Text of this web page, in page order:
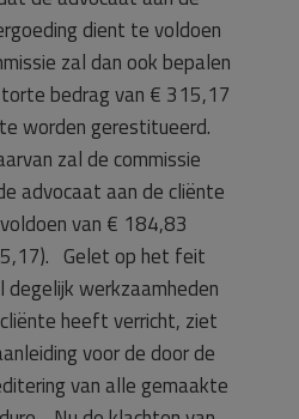
dient te voldoen
zal dan ook bepalen
bedrag van € 315,17
worden gerestitueerd.
zal de commissie
advocaat aan de cliënte
van € 184,83
Gelet op het feit
werkzaamheden
heeft verricht, ziet
voor de door de
van alle gemaakte